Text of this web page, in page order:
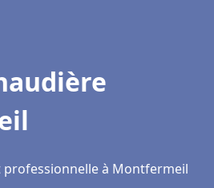
à Montfermeil